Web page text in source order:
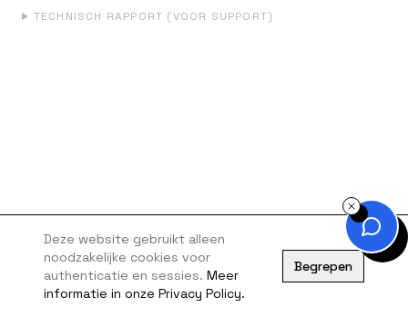
TECHNISCH RAPPORT (VOOR SUPPORT)
Deze website gebruikt alleen
noodzakelijke cookies voor
authenticatie en sessies. Meer
informatie in onze Privacy Policy.
Begrepen